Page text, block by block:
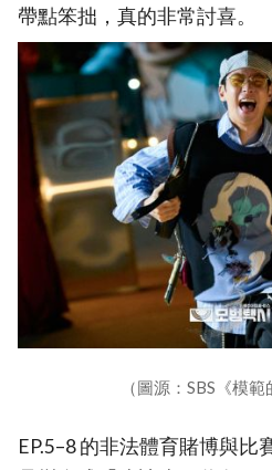
帶點笨拙，真的非常討喜。
（圖源：SBS《模範
EP.5–8 的非法體育賭博與